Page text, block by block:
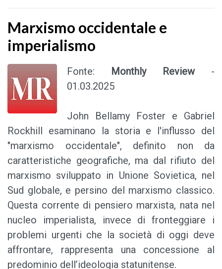
Marxismo occidentale e
imperialismo
Fonte: Monthly Review-
01.03.2025
John Bellamy Foster e Gabriel
Rockhill esaminano la storia e l'influsso del
"marxismo occidentale", definito non da
caratteristiche geografiche, ma dal rifiuto del
marxismo sviluppato in Unione Sovietica, nel
Sud globale, e persino del marxismo classico.
Questa corrente di pensiero marxista, nata nel
nucleo imperialista, invece di fronteggiare i
problemi urgenti che la società di oggi deve
affrontare, rappresenta una concessione al
predominio dell’ideologia statunitense.